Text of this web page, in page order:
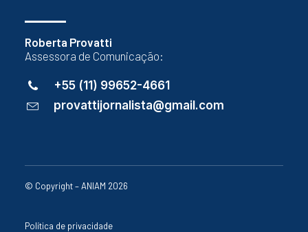
Roberta Provatti
Assessora de Comunicação:
+55 (11) 99652-4661
provattijornalista@gmail.com
© Copyright – ANIAM 2026
Política de privacidade